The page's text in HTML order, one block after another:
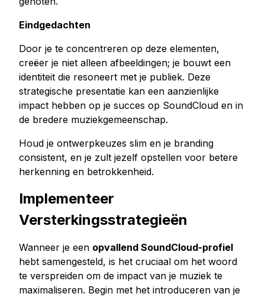
Eindgedachten
Door je te concentreren op deze elementen,
creëer je niet alleen afbeeldingen; je bouwt een
identiteit die resoneert met je publiek. Deze
strategische presentatie kan een aanzienlijke
impact hebben op je succes op SoundCloud en in
de bredere muziekgemeenschap.
Houd je ontwerpkeuzes slim en je branding
consistent, en je zult jezelf opstellen voor betere
herkenning en betrokkenheid.
Implementeer
Versterkingsstrategieën
Wanneer je een opvallend SoundCloud-profiel
hebt samengesteld, is het cruciaal om het woord
te verspreiden om de impact van je muziek te
maximaliseren. Begin met het introduceren van je